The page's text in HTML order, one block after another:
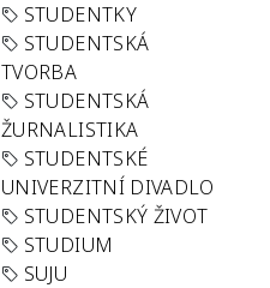
STUDENTKY
STUDENTSKÁ
TVORBA
STUDENTSKÁ
ŽURNALISTIKA
STUDENTSKÉ
UNIVERZITNÍ DIVADLO
STUDENTSKÝ ŽIVOT
STUDIUM
SUJU